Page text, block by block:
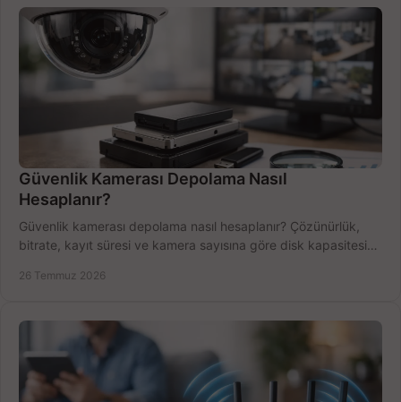
Güvenlik Kamerası Depolama Nasıl
Hesaplanır?
Güvenlik kamerası depolama nasıl hesaplanır? Çözünürlük,
bitrate, kayıt süresi ve kamera sayısına göre disk kapasitesini
26 Temmuz 2026